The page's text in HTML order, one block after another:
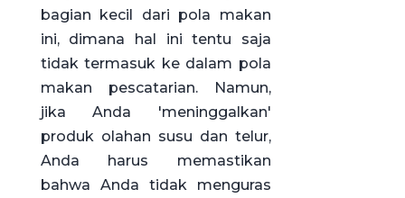
bagian kecil dari pola makan
ini, dimana hal ini tentu saja
tidak termasuk ke dalam pola
makan pescatarian. Namun,
jika Anda 'meninggalkan'
produk olahan susu dan telur,
Anda harus memastikan
bahwa Anda tidak menguras